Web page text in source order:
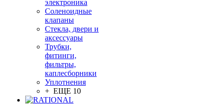
электроника
Соленоидные
клапаны
Стекла, двери и
аксессуары
Трубки,
фитинги,
фильтры,
каплесборники
Уплотнения
+ ЕЩЕ 10